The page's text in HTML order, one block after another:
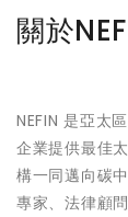
關於
NEFIN 是亞太
企業提供最佳
構一同邁向碳
專家、法律顧